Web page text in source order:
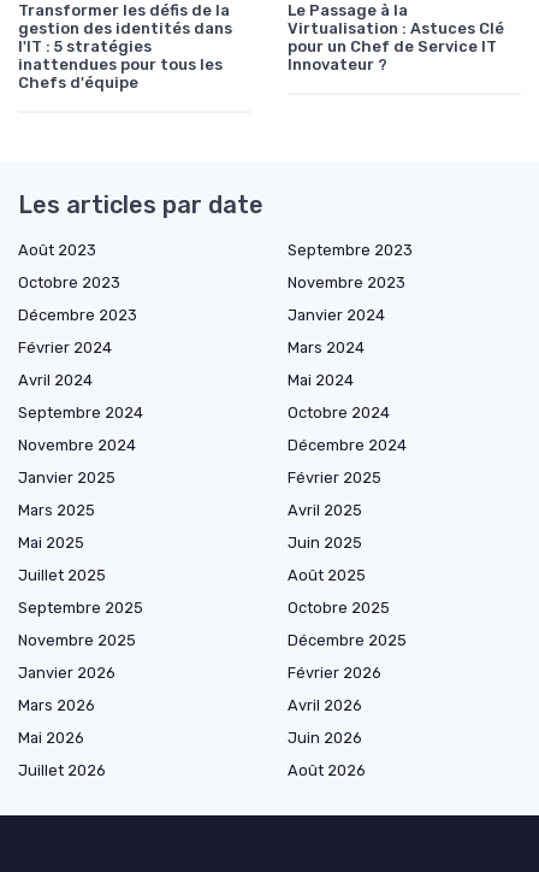
Transformer les défis de la
gestion des identités dans
l'IT : 5 stratégies
inattendues pour tous les
Chefs d'équipe
Le Passage à la
Virtualisation : Astuces Clé
pour un Chef de Service IT
Innovateur ?
Les articles par date
Août 2023
Septembre 2023
Octobre 2023
Novembre 2023
Décembre 2023
Janvier 2024
Février 2024
Mars 2024
Avril 2024
Mai 2024
Septembre 2024
Octobre 2024
Novembre 2024
Décembre 2024
Janvier 2025
Février 2025
Mars 2025
Avril 2025
Mai 2025
Juin 2025
Juillet 2025
Août 2025
Septembre 2025
Octobre 2025
Novembre 2025
Décembre 2025
Janvier 2026
Février 2026
Mars 2026
Avril 2026
Mai 2026
Juin 2026
Juillet 2026
Août 2026